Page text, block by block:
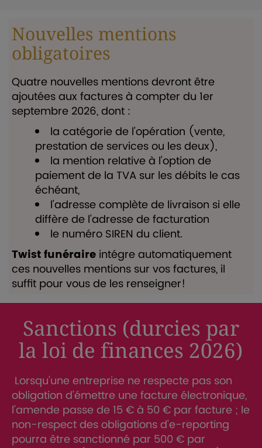
Nouvelles mentions
obligatoires
Quatre nouvelles mentions devront être
ajoutées aux factures à compter du 1er
septembre 2026, dont :
la catégorie de l'opération (vente,
prestation de services ou les deux),
la mention relative à l'option de
paiement de la TVA sur les débits le cas
échéant,
l'adresse complète de livraison si elle
diffère de l'adresse de facturation
le numéro SIREN du client.
Twist funéraire intégre automatiquement
ces nouvelles mentions sur vos factures, il
suffit pour vous de les renseigner!
Sanctions (durcies par
la loi de finances 2026)
Lorsqu'une entreprise ne respecte pas son
obligation d'émettre une facture électronique,
l'amende passe de 15 € à 50 € par facture ; le
non-respect des obligations d'e-reporting
pourra être sanctionné par 500 € par